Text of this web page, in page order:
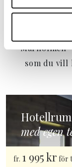
Marholmen
som du vill
Hotellrum
med egen
fr. 1 995 kr för